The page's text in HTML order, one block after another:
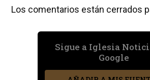
Los comentarios están cerrados
Sigue a Iglesia
Google